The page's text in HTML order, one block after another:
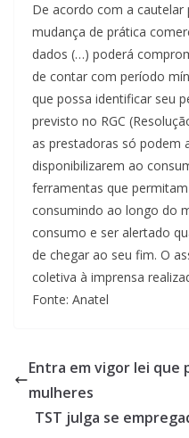
De acordo com a cautelar
mudança de prática
dados (…) poderá
de contar com período
que possa identificar seu
previsto no RGC
as prestadoras só podem
disponibilizarem ao
ferramentas que
consumindo ao longo do
consumo e ser alertado
de chegar ao seu fim. O
coletiva à imprensa
Fonte: Anatel
Entra em vigor lei
mulheres
TST julga se